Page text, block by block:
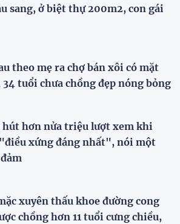
sang, ở biệt thự 200m2, con gái
theo mẹ ra chợ bán xôi có mặt
34 tuổi chưa chồng đẹp nóng bỏng
hút hơn nửa triệu lượt xem khi
xứng đáng nhất", nói một
xuyên thấu khoe đường cong
chồng hơn 11 tuổi cưng chiều,